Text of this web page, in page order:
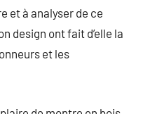
et à analyser de ce
design ont fait d’elle la
et les